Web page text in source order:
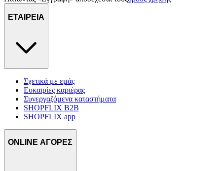
δικτύωσης, διαφημίσεων και ανάλυσης.
ΕΤΑΙΡΕΙΑ
Σχετικά με εμάς
Ευκαιρίες καριέρας
Συνεργαζόμενα καταστήματα
SHOPFLIX B2B
SHOPFLIX app
ONLINE ΑΓΟΡΕΣ